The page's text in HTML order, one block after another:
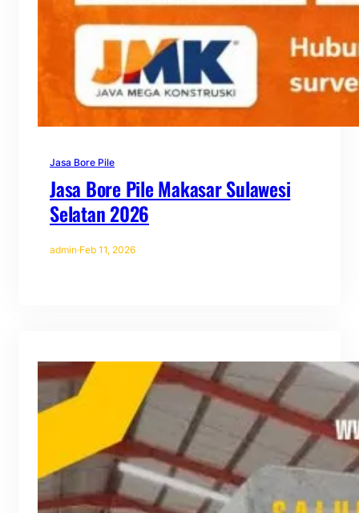
Jasa Bore Pile
Jasa Bore Pile Makasar Sulawesi
Selatan 2026
admin·Feb 11, 2026